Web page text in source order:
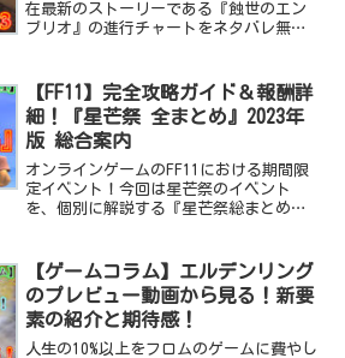
在最新のストーリーである『蝕世のエン
ブリオ』の進行チャートをネタバレ無し
【FF11】完全攻略ガイド＆報酬詳
細！『星芒祭 全まとめ』2023年
版 総合案内
オンラインゲームのFF11における期間限
定イベント！今回は星芒祭のイベント
を、個別に解説する『星芒祭総まとめ
【ゲームコラム】エルデンリング
のプレビュー動画から見る！新要
素の紹介と期待感！
人生の10%以上をフロムのゲームに費やし